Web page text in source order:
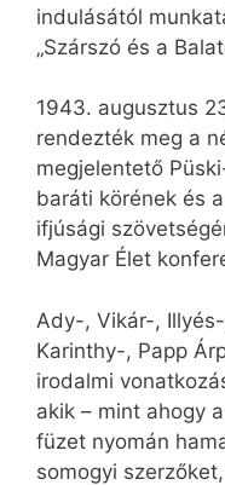
indulásától
„Szárszó és a
1943. augusztus
rendezték meg a
megjelentető
baráti körének és
ifjúsági
Magyar Élet
Ady-, Vikár-,
Karinthy-, Papp
irodalmi
akik – mint ahogy
füzet nyomán
somogyi